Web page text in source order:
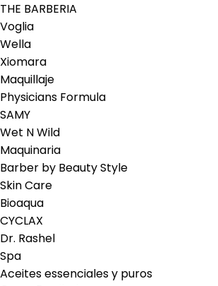
THE BARBERIA
Voglia
Wella
Xiomara
Maquillaje
Physicians Formula
SAMY
Wet N Wild
Maquinaria
Barber by Beauty Style
Skin Care
Bioaqua
CYCLAX
Dr. Rashel
Spa
Aceites essenciales y puros